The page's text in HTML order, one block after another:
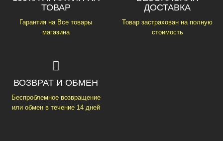
ТОВАР
Гарантия на Все товары
магазина
ДОСТАВКА
Товар застрахован на полную
стоимость
ВОЗВРАТ И ОБМЕН
Беспроблемное возвращение
или обмен в течение 14 дней